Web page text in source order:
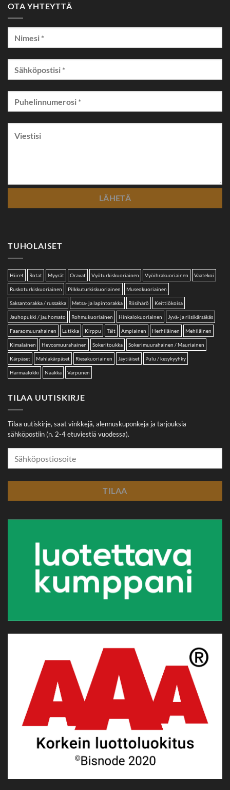
OTA YHTEYTTÄ
TUHOLAISET
Hiiret Rotat Myyrät Oravat Vyöturkiskuoriainen Vyöihrakuoriainen Vaatekoi
Ruskoturkiskuoriainen Pilkkuturkiskuoriainen Museokuoriainen
Saksantorakka / russakka Metsa- ja lapintorakka Riisihärö Keittiökoisa
Jauhopukki / jauhomato Rohmukuoriainen Hinkalokuoriainen Jyvä- ja riisikärsäkäs
Faaraomuurahainen Lutikka Kirppu Täit Ampiainen Herhiläinen Mehiläinen
Kimalainen Hevosmuurahainen Sokeritoukka Sokerimuurahainen / Mauriainen
Kärpäset Mahlakärpäset Riesakuoriainen Jäytiäiset Pulu / kesykyyhky
Harmaalokki Naakka Varpunen
TILAA UUTISKIRJE
Tilaa uutiskirje, saat vinkkejä, alennuskuponkeja ja tarjouksia
sähköpostiin (n. 2-4 etuviestiä vuodessa).